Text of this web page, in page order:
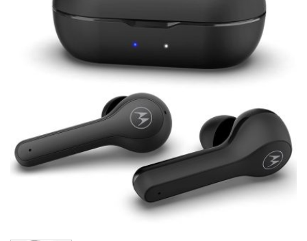
lista de
deseos